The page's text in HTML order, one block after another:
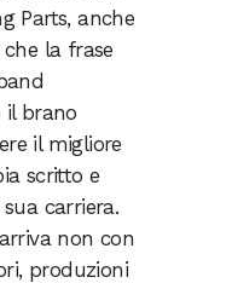
Parts, anche
la frase
il brano
il migliore
scritto e
carriera.
non con
produzioni